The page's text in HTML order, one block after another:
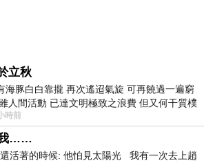
立秋
海豚白白靠攏 再次遙迢氣旋 可再饒過一遍窮
人間活動 已達文明極致之浪費 但又何干質樸
能白白陪葬
時前
我……
活著的時候: 他怕見太陽光 我有一次去上趙